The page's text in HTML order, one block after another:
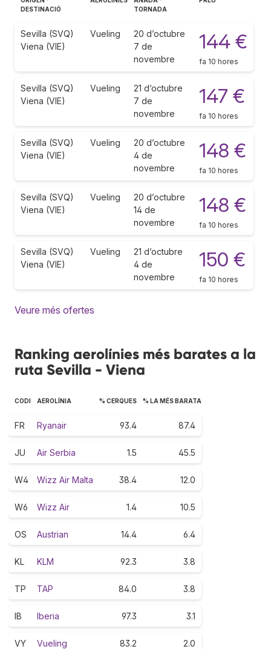
DESTINACIÓ
TORNADA
Sevilla (SVQ)
Viena (VIE)
Vueling
20 d’octubre
7 de
novembre
144 €
fa 10 hores
Sevilla (SVQ)
Viena (VIE)
Vueling
21 d’octubre
7 de
novembre
147 €
fa 10 hores
Sevilla (SVQ)
Viena (VIE)
Vueling
20 d’octubre
4 de
novembre
148 €
fa 10 hores
Sevilla (SVQ)
Viena (VIE)
Vueling
20 d’octubre
14 de
novembre
148 €
fa 10 hores
Sevilla (SVQ)
Viena (VIE)
Vueling
21 d’octubre
4 de
novembre
150 €
fa 10 hores
Veure més ofertes
Ranking aerolínies més barates a la
ruta Sevilla - Viena
CODI AEROLÍNIA % CERQUES % LA MÉS BARATA
FR Ryanair 93.4 87.4
JU Air Serbia 1.5 45.5
W4 Wizz Air Malta 38.4 12.0
W6 Wizz Air 1.4 10.5
OS Austrian 14.4 6.4
KL KLM 92.3 3.8
TP TAP 84.0 3.8
IB Iberia 97.3 3.1
VY Vueling 83.2 2.0